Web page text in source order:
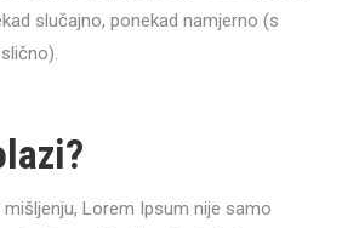
slučajno, ponekad namjerno (s
Lorem Ipsum nije samo